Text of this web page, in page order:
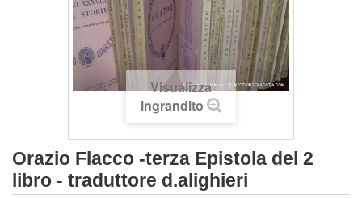
Visualizza
ingrandito
Orazio Flacco -terza Epistola del 2
libro - traduttore d.alighieri